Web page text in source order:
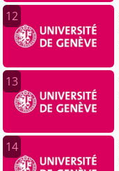
12
13
14